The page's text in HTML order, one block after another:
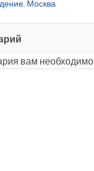
, Москва
вам необходимо